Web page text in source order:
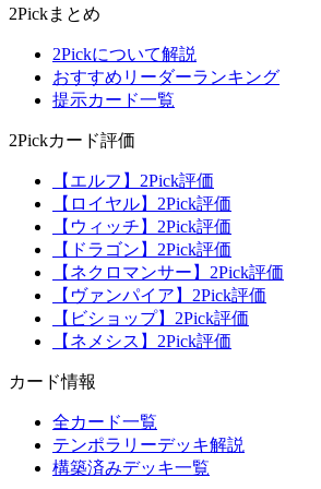
2Pickまとめ
2Pickについて解説
おすすめリーダーランキング
提示カード一覧
2Pickカード評価
【エルフ】2Pick評価
【ロイヤル】2Pick評価
【ウィッチ】2Pick評価
【ドラゴン】2Pick評価
【ネクロマンサー】2Pick評価
【ヴァンパイア】2Pick評価
【ビショップ】2Pick評価
【ネメシス】2Pick評価
カード情報
全カード一覧
テンポラリーデッキ解説
構築済みデッキ一覧